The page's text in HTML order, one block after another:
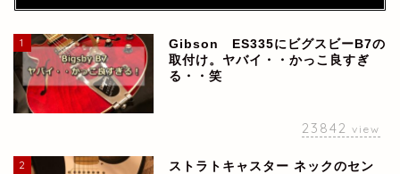
1
Gibson ES335にビグスビーB7の
取付け。ヤバイ・・かっこ良すぎ
る・・笑
23842 view
2
ストラトキャスター ネックのセン